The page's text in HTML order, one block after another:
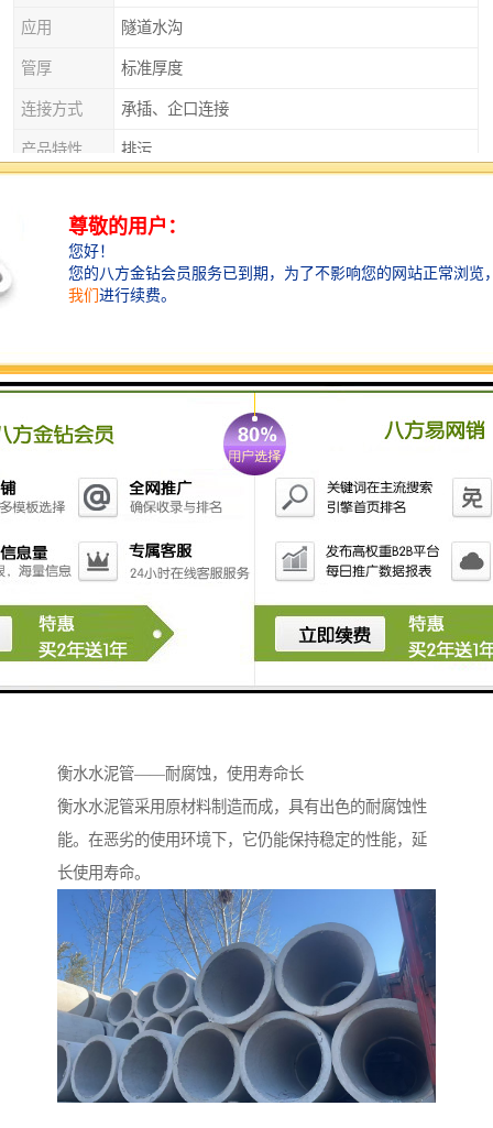
应用 隧道水沟
管厚 标准厚度
连接方式 承插、企口连接
产品特性 排污
实心砌块
125
持和服务。无论是售前咨询、售中指导还是售后维修，
厂家都能为客户提供及时、的支持。
衡水水泥管——耐腐蚀，使用寿命长
衡水水泥管采用原材料制造而成，具有出色的耐腐蚀性
能。在恶劣的使用环境下，它仍能保持稳定的性能，延
长使用寿命。